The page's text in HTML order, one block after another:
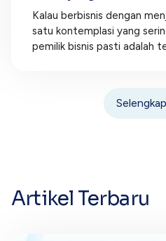
Kalau berbisnis dengan
satu kontemplasi yang
pemilik bisnis pasti adalah
Artikel Terbaru